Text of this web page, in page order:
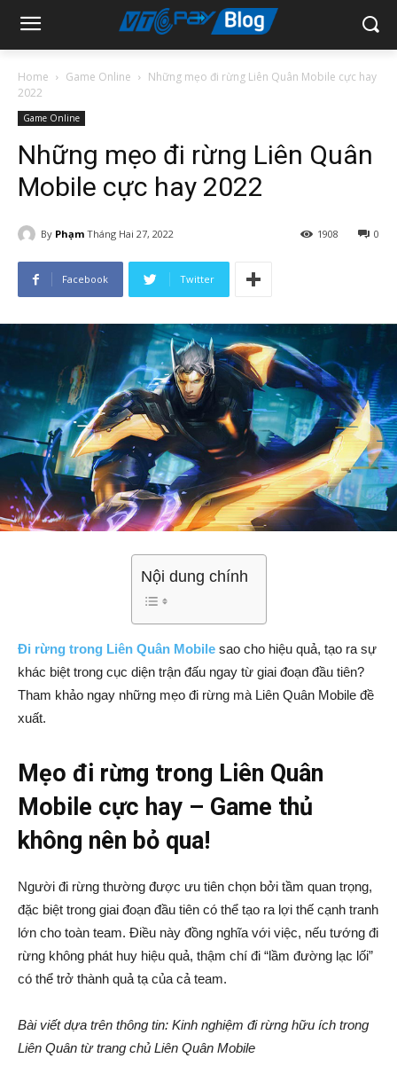
Home Game Online
Những mẹo đi rừng Liên Quân Mobile cực hay
2022
Game Online
Những mẹo đi rừng Liên Quân
Mobile cực hay 2022
By Phạm Tháng Hai 27, 2022 0
1908
Facebook Twitter
Nội dung chính
Đi rừng trong Liên Quân Mobile sao cho hiệu quả, tạo ra sự
khác biệt trong cục diện trận đấu ngay từ giai đoạn đầu tiên?
Tham khảo ngay những mẹo đi rừng mà Liên Quân Mobile đề
xuất.
Mẹo đi rừng trong Liên Quân
Mobile cực hay – Game thủ
không nên bỏ qua!
Người đi rừng thường được ưu tiên chọn bởi tầm quan trọng,
đặc biệt trong giai đoạn đầu tiên có thể tạo ra lợi thế cạnh tranh
lớn cho toàn team. Điều này đồng nghĩa với việc, nếu tướng đi
rừng không phát huy hiệu quả, thậm chí đi “lầm đường lạc lối”
có thể trở thành quả tạ của cả team.
Bài viết dựa trên thông tin: Kinh nghiệm đi rừng hữu ích trong
Liên Quân từ trang chủ Liên Quân Mobile